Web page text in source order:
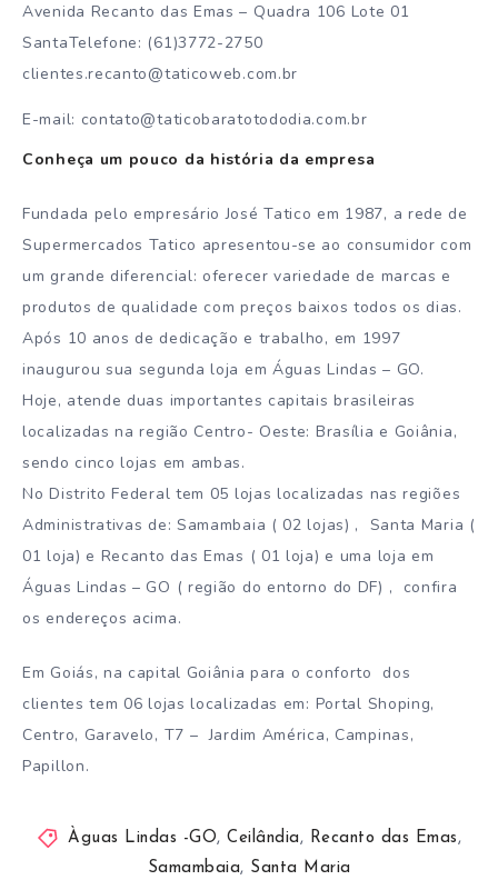
Avenida Recanto das Emas – Quadra 106 Lote 01
SantaTelefone: (61)3772-2750
clientes.recanto@taticoweb.com.br
E-mail: contato@taticobaratotododia.com.br
Conheça um pouco da história da empresa
Fundada pelo empresário José Tatico em 1987, a rede de
Supermercados Tatico apresentou-se ao consumidor com
um grande diferencial: oferecer variedade de marcas e
produtos de qualidade com preços baixos todos os dias.
Após 10 anos de dedicação e trabalho, em 1997
inaugurou sua segunda loja em Águas Lindas – GO.
Hoje, atende duas importantes capitais brasileiras
localizadas na região Centro- Oeste: Brasília e Goiânia,
sendo cinco lojas em ambas.
No Distrito Federal tem 05 lojas localizadas nas regiões
Administrativas de: Samambaia ( 02 lojas) , Santa Maria (
01 loja) e Recanto das Emas ( 01 loja) e uma loja em
Águas Lindas – GO ( região do entorno do DF) , confira
os endereços acima.
Em Goiás, na capital Goiânia para o conforto dos
clientes tem 06 lojas localizadas em: Portal Shoping,
Centro, Garavelo, T7 – Jardim América, Campinas,
Papillon.
Àguas Lindas -GO,Ceilândia, Recanto das Emas,
Samambaia, Santa Maria